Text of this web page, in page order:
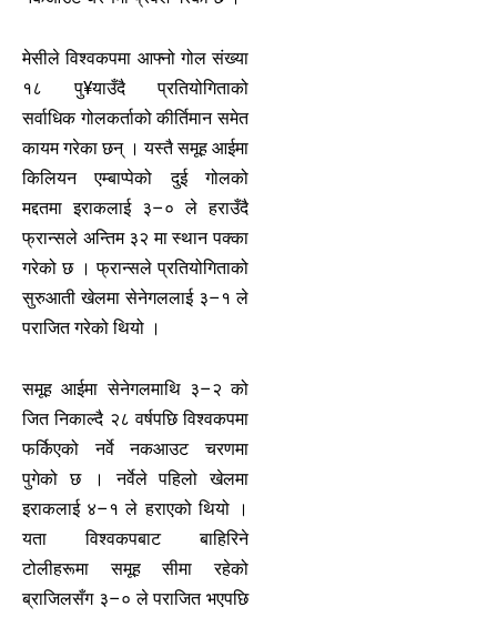
मेसीले विश्वकपमा आफ्नो गोल संख्या
१८ पु¥याउँदै प्रतियोगिताको
सर्वाधिक गोलकर्ताको कीर्तिमान समेत
कायम गरेका छन् । यस्तै समूह आईमा
किलियन एम्बाप्पेको दुई गोलको
मद्दतमा इराकलाई ३–० ले हराउँदै
फ्रान्सले अन्तिम ३२ मा स्थान पक्का
गरेको छ । फ्रान्सले प्रतियोगिताको
सुरुआती खेलमा सेनेगललाई ३–१ ले
पराजित गरेको थियो ।
समूह आईमा सेनेगलमाथि ३–२ को
जित निकाल्दै २८ वर्षपछि विश्वकपमा
फर्किएको नर्वे नकआउट चरणमा
पुगेको छ । नर्वेले पहिलो खेलमा
इराकलाई ४–१ ले हराएको थियो ।
यता विश्वकपबाट बाहिरिने
टोलीहरूमा समूह सीमा रहेको
ब्राजिलसँग ३–० ले पराजित भएपछि